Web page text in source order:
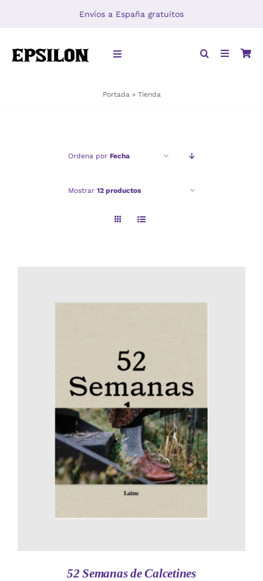
Envíos a España gratuitos
Toggle
Portada » Tienda
Ordena por Fecha
Mostrar 12 productos
AÑADIR AL CARRITO
/
DETALLES
52 Semanas de Calcetines